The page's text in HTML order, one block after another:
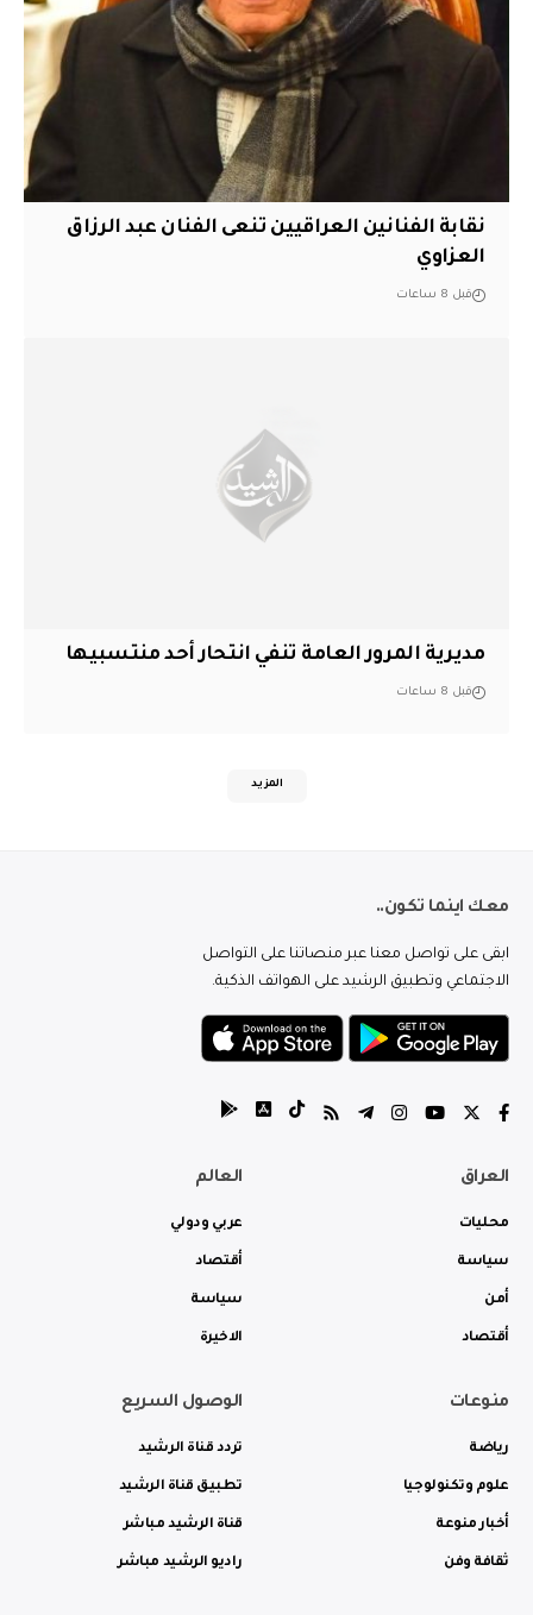
نقابة الفنانين العراقيين تنعى الفنان عبد الرزاق
العزاوي
قبل 8 ساعات
مديرية المرور العامة تنفي انتحار أحد منتسبيها
قبل 8 ساعات
المزيد
معك اينما تكون..
ابقى على تواصل معنا عبر منصاتنا على التواصل
الاجتماعي وتطبيق الرشيد على الهواتف الذكية.
العراق
محليات
سياسة
أمن
أقتصاد
العالم
عربي ودولي
أقتصاد
سياسة
الاخيرة
منوعات
رياضة
علوم وتكنولوجيا
أخبار منوعة
ثقافة وفن
الوصول السريع
تردد قناة الرشيد
تطبيق قناة الرشيد
قناة الرشيد مباشر
راديو الرشيد مباشر